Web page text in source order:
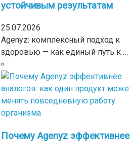
устойчивым результатам
25.07.2026
Agenyz: комплексный подход к
здоровью — как единый путь к …
Почему Agenyz эффективнее